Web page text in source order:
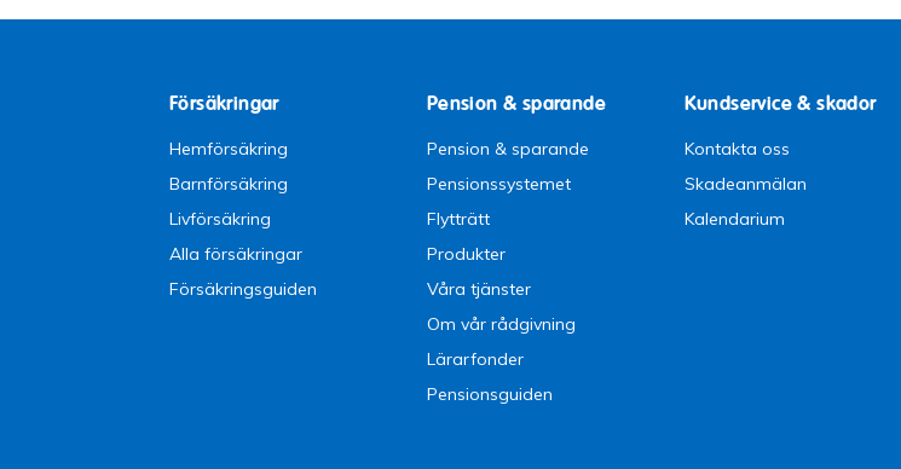
Försäkringar
Hemförsäkring
Barnförsäkring
Livförsäkring
Alla försäkringar
Försäkringsguiden
Pension & sparande
Pension & sparande
Pensionssystemet
Flytträtt
Produkter
Våra tjänster
Om vår rådgivning
Lärarfonder
Pensionsguiden
Kundservice & skador
Kontakta oss
Skadeanmälan
Kalendarium